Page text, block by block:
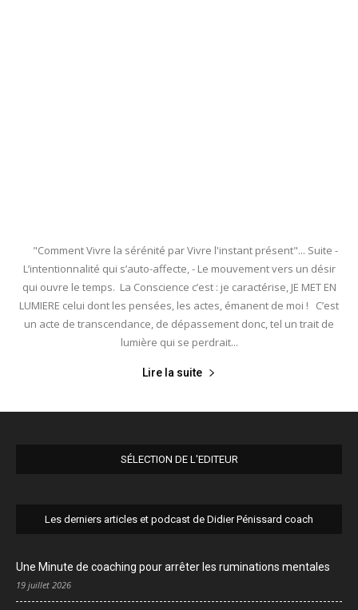
"Comment Vivre la sérénité par Vivre l'instant présent"... Suite -
L’intentionnalité qui s’auto-affecte, - Le mouvement vers un désir
qui ouvre le temps. La Conscience c’est : je caractérise, JE MET EN
LUMIERE celui dont les pensées, les actes, émanent de moi ! C’est
un acte de transcendance, de dépassement donc, tel un trait de
lumière qui se perdrait...
Lire la suite
SÉLECTION DE L'EDITEUR
Les derniers articles et podcast de Didier Pénissard coach
Une Minute de coaching pour arrêter les ruminations mentales
19 juillet 2026